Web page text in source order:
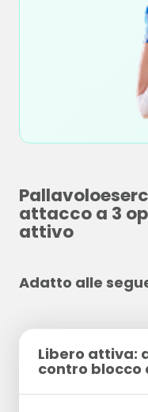
attacco a 3
attivo
Adatto alle
Libero attiva:
contro blocco